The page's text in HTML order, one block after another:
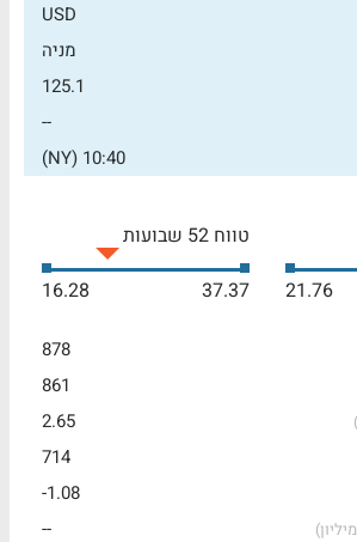
USD
מניה
125.1
--
10:40 (NY)
21.76
טווח 52 שבועות
37.37
16.28
878
861
2.65
714
-1.08
--